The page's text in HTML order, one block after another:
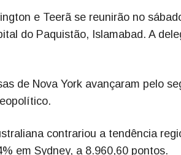
e Teerã se reunirão no
do Paquistão, Islamabad. A
de Nova York avançaram pelo
contrariou a tendência
em Sydney, a 8.960,60 pontos.